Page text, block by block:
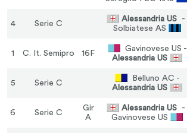
4 Serie C
Alessandria US -
Solbiatese AS
1 C. It. Semipro 16F
Gavinovese US -
Alessandria US
5 Serie C
Belluno AC -
Alessandria US
6 Serie C
Gir
A
Alessandria US -
Gavinovese US